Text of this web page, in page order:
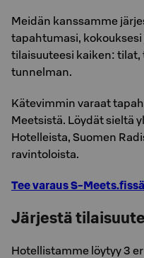
Meidän kanssamme
tapahtumasi, kokouksesi
tilaisuuteesi kaiken:
tunnelman.
Kätevimmin varaat
Meetsistä. Löydät sieltä
Hotelleista, Suomen
ravintoloista.
Tee varaus S-Meets.fissä
Järjestä
Hotellistamme löytyy 3